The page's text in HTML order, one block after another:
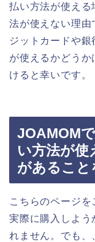
払い方法が使える
法が使えない理由
ジットカードや
が使えるかどう
けると幸いです。
JOAMOM
い方法が使
があること
こちらのページ
実際に購入しよう
れません。でも、